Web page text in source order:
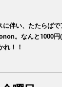
伴い、たたらば
。なんと1000
れ！！